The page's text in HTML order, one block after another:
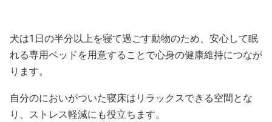
犬は1日の半分以上を寝て過ごす動物のため、安心して眠
れる専用ベッドを用意することで心身の健康維持につなが
ります。
自分のにおいがついた寝床はリラックスできる空間とな
り、ストレス軽減にも役立ちます。